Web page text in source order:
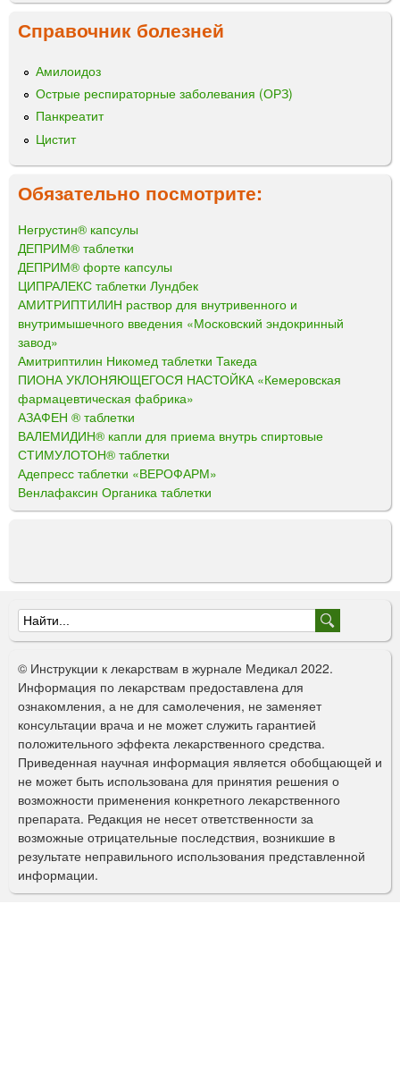
Справочник болезней
Амилоидоз
Острые респираторные заболевания (ОРЗ)
Панкреатит
Цистит
Обязательно посмотрите:
Негрустин® капсулы
ДЕПРИМ® таблетки
ДЕПРИМ® форте капсулы
ЦИПРАЛЕКС таблетки Лундбек
АМИТРИПТИЛИН раствор для внутривенного и
внутримышечного введения «Московский эндокринный
завод»
Амитриптилин Никомед таблетки Такеда
ПИОНА УКЛОНЯЮЩЕГОСЯ НАСТОЙКА «Кемеровская
фармацевтическая фабрика»
АЗАФЕН ® таблетки
ВАЛЕМИДИН® капли для приема внутрь спиртовые
СТИМУЛОТОН® таблетки
Адепресс таблетки «ВЕРОФАРМ»
Венлафаксин Органика таблетки
Ф
о
р
м
а
п
о
и
с
к
© Инструкции к лекарствам в журнале Медикал 2022.
Информация по лекарствам предоставлена для
ознакомления, а не для самолечения, не заменяет
консультации врача и не может служить гарантией
положительного эффекта лекарственного средства.
Приведенная научная информация является обобщающей и
не может быть использована для принятия решения о
возможности применения конкретного лекарственного
препарата. Редакция не несет ответственности за
возможные отрицательные последствия, возникшие в
результате неправильного использования представленной
информации.